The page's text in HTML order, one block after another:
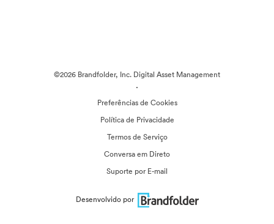
©2026 Brandfolder, Inc. Digital Asset Management
·
Preferências de Cookies
Política de Privacidade
Termos de Serviço
Conversa em Direto
Suporte por E-mail
Desenvolvido por